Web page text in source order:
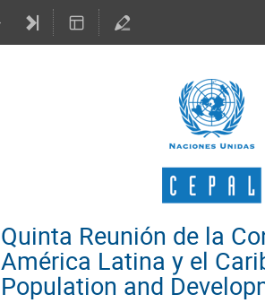
Quinta Reunión de la
América Latina y el
Population and